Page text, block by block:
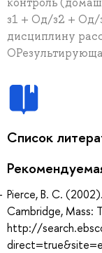
з1 + Од/з2 + Од/
дисциплину
Список
Pierce, B. C.
Cambridge, Mass:
http://